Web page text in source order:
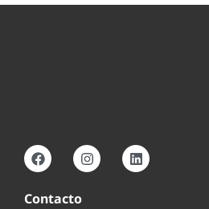
Contacto